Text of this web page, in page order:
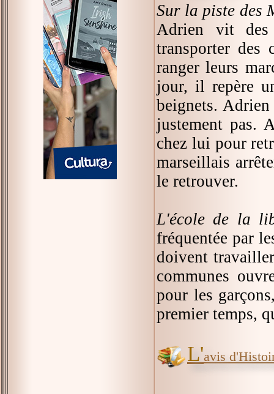
Sur la piste des
Adrien vit des
transporter des
ranger leurs
jour, il repère
beignets.
justement pas.
chez lui pour
marseillais
le retrouver.
L'école de la
fréquentée par
doivent
communes
pour les
premier temps,
L'avis